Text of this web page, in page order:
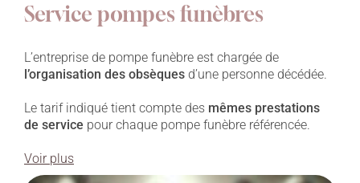
Service pompes funèbres
L’entreprise de pompe funèbre est chargée de
l’organisation des obsèques d’une personne décédée.
Le tarif indiqué tient compte des mêmes prestations
de service pour chaque pompe funèbre référencée.
Voir plus